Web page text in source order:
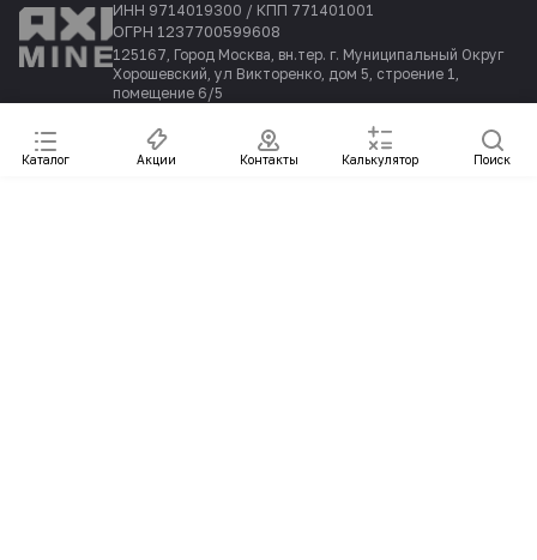
Каталог Акции Контакты Калькулятор Поиск
ИНН 9714019300 / КПП 771401001
ОГРН 1237700599608
125167, Город Москва, вн.тер. г. Муниципальный Округ
Хорошевский, ул Викторенко, дом 5, строение 1,
помещение 6/5